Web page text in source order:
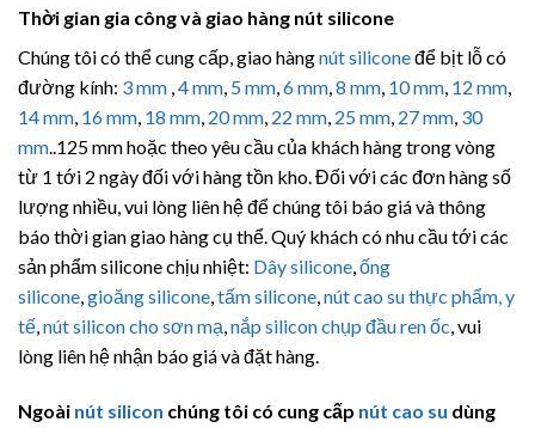
Thời gian gia công và giao hàng nút silicone
Chúng tôi có thể cung cấp, giao hàngnút siliconeđể bịt lỗ có
đường kính: 3 mm ,4 mm, 5 mm,6 mm,8 mm, 10 mm, 12 mm,
14 mm, 16 mm, 18 mm, 20 mm, 22 mm, 25 mm, 27 mm, 30
mm..125 mm hoặc theo yêu cầu của khách hàng trong vòng
từ 1 tới 2 ngày đối với hàng tồn kho. Đối với các đơn hàng số
lượng nhiều, vui lòng liên hệ để chúng tôi báo giá và thông
báo thời gian giao hàng cụ thể. Quý khách có nhu cầu tới các
sản phẩm silicone chịu nhiệt: Dây silicone,ống
silicone,gioăng silicone,tấm silicone,nút cao su thực phẩm, y
tế,nút silicon cho sơn mạ,nắp silicon chụp đầu ren ốc, vui
lòng liên hệ nhận báo giá và đặt hàng.
Ngoài nút silicon chúng tôi có cung cấp nút cao su dùng